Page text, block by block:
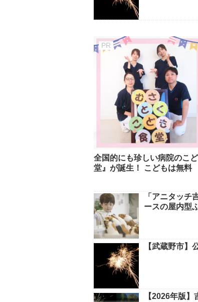
全国的にも珍しい病院のこ
堂』が誕生！ こどもは無料
「アニタッチ
ースの屋内型
【武蔵野市】
【2026年版